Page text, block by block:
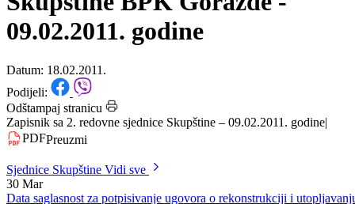
Zapisnik sa 2. redovne sjednice
Skupštine BPK Goražde -
09.02.2011. godine
Datum: 18.02.2011.
Podijeli:
Zapisnik sa 2. redovne sjednice Skupštine – 09.02.2011. godine
PDF